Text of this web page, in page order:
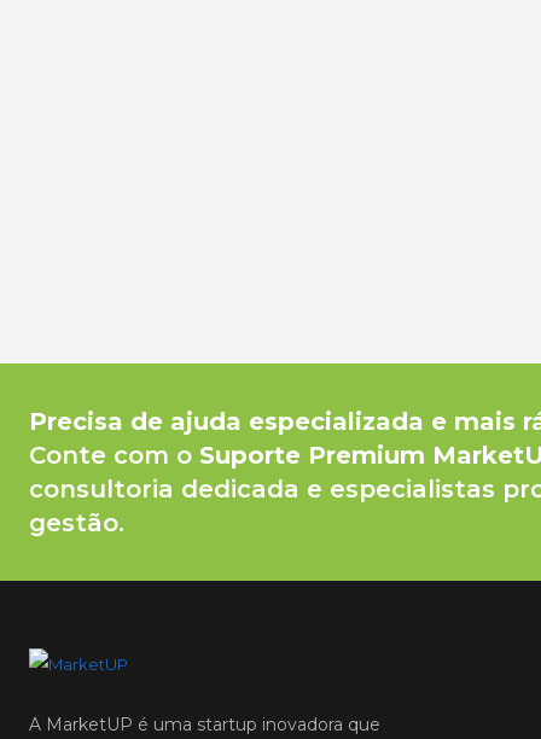
Precisa de ajuda especializada e mais
Conte com o Suporte Premium
consultoria dedicada e especialistas
gestão.
A MarketUP é uma startup inovadora que